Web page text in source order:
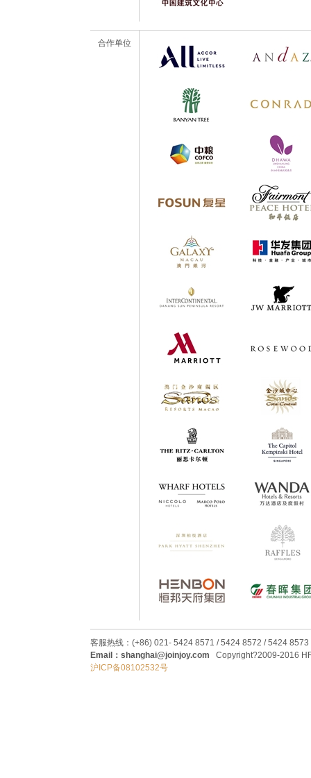
合作单位
客服热线：(+86) 021- 5424 8571 / 5424 8572 / 5424 8573
Email：shanghai@joinjoy.com Copyright?2009-2016
沪ICP备08102532号